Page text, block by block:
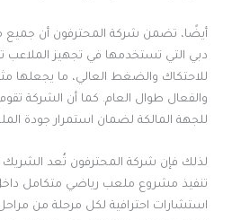
أيضًا، تضمن شركة المحترفون أن
دبي التي تستخدمها في تجهيز الملاعب
للاحتكاك والضغط العالي، ما يجعلها
والفعال طوال العام. كما أن الشركة
للجهة المالكة لضمان استمرار جودة
لذلك فإن شركة المحترفون تُعد
تنفيذ مشروع ملعب رياضي متكامل
استشارات احترافية لكل مرحلة من